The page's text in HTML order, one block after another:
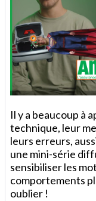
Il y a beaucoup à
technique, leur
leurs erreurs,
une mini-série
sensibiliser les
comportements
oublier !